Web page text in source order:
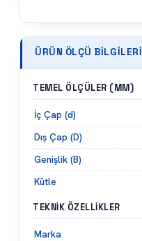
ÜRÜN ÖLÇÜ BILGILERI
TEMEL ÖLÇÜLER (MM)
İç Çap (d)
Dış Çap (D)
Genişlik (B)
Kütle
TEKNIK ÖZELLIKLER
Marka